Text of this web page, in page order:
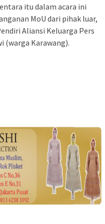
itu dalam acara ini
MoU dari pihak luar,
Aliansi Keluarga Pers
(warga Karawang).